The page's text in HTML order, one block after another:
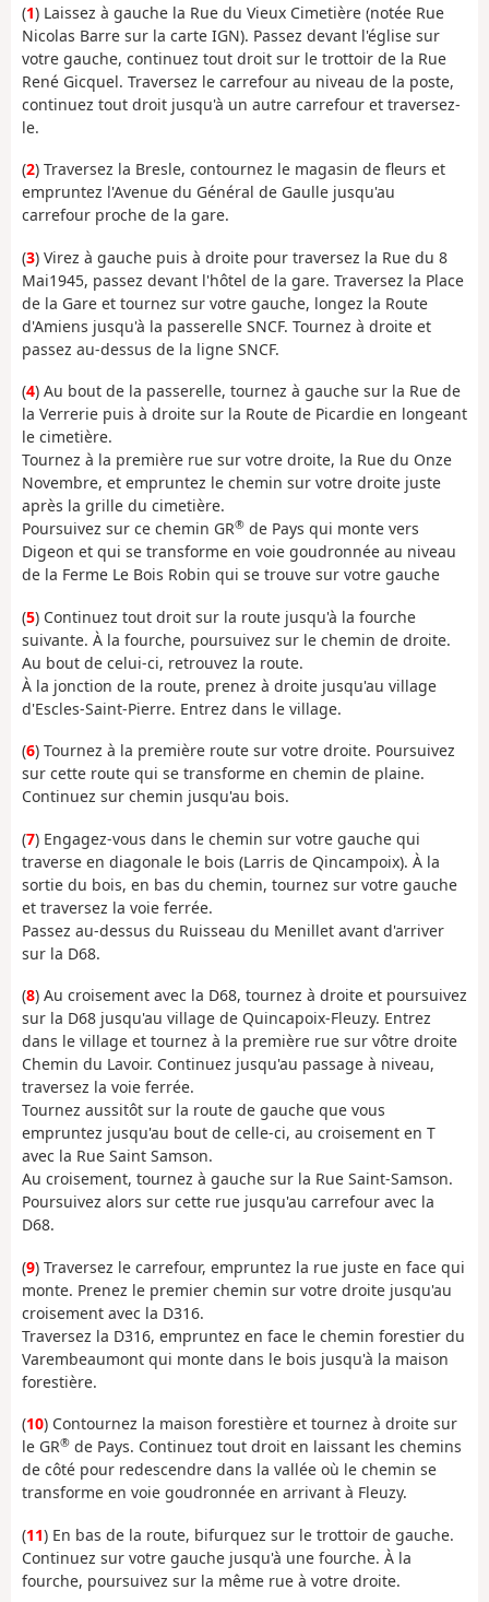
(1) Laissez à gauche la Rue du Vieux Cimetière (notée Rue
Nicolas Barre sur la carte IGN). Passez devant l'église sur
votre gauche, continuez tout droit sur le trottoir de la Rue
René Gicquel. Traversez le carrefour au niveau de la poste,
continuez tout droit jusqu'à un autre carrefour et traversez-
le.
(2) Traversez la Bresle, contournez le magasin de fleurs et
empruntez l'Avenue du Général de Gaulle jusqu'au
carrefour proche de la gare.
(3) Virez à gauche puis à droite pour traversez la Rue du 8
Mai1945, passez devant l'hôtel de la gare. Traversez la Place
de la Gare et tournez sur votre gauche, longez la Route
d'Amiens jusqu'à la passerelle SNCF. Tournez à droite et
passez au-dessus de la ligne SNCF.
(4) Au bout de la passerelle, tournez à gauche sur la Rue de
la Verrerie puis à droite sur la Route de Picardie en longeant
le cimetière.
Tournez à la première rue sur votre droite, la Rue du Onze
Novembre, et empruntez le chemin sur votre droite juste
après la grille du cimetière.
Poursuivez sur ce chemin GR® de Pays qui monte vers
Digeon et qui se transforme en voie goudronnée au niveau
de la Ferme Le Bois Robin qui se trouve sur votre gauche
(5) Continuez tout droit sur la route jusqu'à la fourche
suivante. À la fourche, poursuivez sur le chemin de droite.
Au bout de celui-ci, retrouvez la route.
À la jonction de la route, prenez à droite jusqu'au village
d'Escles-Saint-Pierre. Entrez dans le village.
(6) Tournez à la première route sur votre droite. Poursuivez
sur cette route qui se transforme en chemin de plaine.
Continuez sur chemin jusqu'au bois.
(7) Engagez-vous dans le chemin sur votre gauche qui
traverse en diagonale le bois (Larris de Qincampoix). À la
sortie du bois, en bas du chemin, tournez sur votre gauche
et traversez la voie ferrée.
Passez au-dessus du Ruisseau du Menillet avant d'arriver
sur la D68.
(8) Au croisement avec la D68, tournez à droite et poursuivez
sur la D68 jusqu'au village de Quincapoix-Fleuzy. Entrez
dans le village et tournez à la première rue sur vôtre droite
Chemin du Lavoir. Continuez jusqu'au passage à niveau,
traversez la voie ferrée.
Tournez aussitôt sur la route de gauche que vous
empruntez jusqu'au bout de celle-ci, au croisement en T
avec la Rue Saint Samson.
Au croisement, tournez à gauche sur la Rue Saint-Samson.
Poursuivez alors sur cette rue jusqu'au carrefour avec la
D68.
(9) Traversez le carrefour, empruntez la rue juste en face qui
monte. Prenez le premier chemin sur votre droite jusqu'au
croisement avec la D316.
Traversez la D316, empruntez en face le chemin forestier du
Varembeaumont qui monte dans le bois jusqu'à la maison
forestière.
(10) Contournez la maison forestière et tournez à droite sur
le GR® de Pays. Continuez tout droit en laissant les chemins
de côté pour redescendre dans la vallée où le chemin se
transforme en voie goudronnée en arrivant à Fleuzy.
(11) En bas de la route, bifurquez sur le trottoir de gauche.
Continuez sur votre gauche jusqu'à une fourche. À la
fourche, poursuivez sur la même rue à votre droite.